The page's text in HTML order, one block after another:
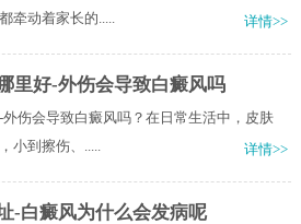
牵动着家长的.....
详情>>
里好-外伤会导致白癜风吗
伤会导致白癜风吗？在日常生活中，皮肤
小到擦伤、.....
详情>>
-白癜风为什么会发病呢